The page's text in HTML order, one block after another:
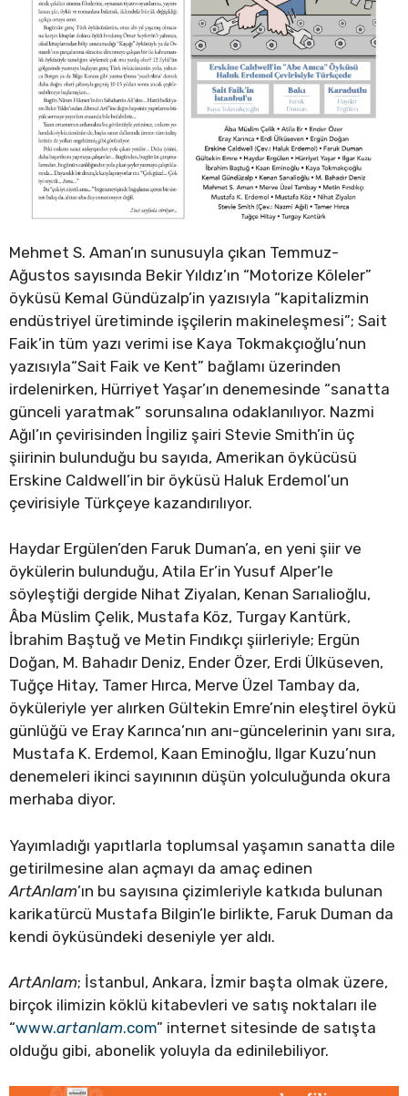
Mehmet S. Aman’ın sunusuyla çıkan Temmuz-
Ağustos sayısında Bekir Yıldız’ın “Motorize Köleler”
öyküsü Kemal Gündüzalp’in yazısıyla “kapitalizmin
endüstriyel üretiminde işçilerin makineleşmesi”; Sait
Faik’in tüm yazı verimi ise Kaya Tokmakçıoğlu’nun
yazısıyla“Sait Faik ve Kent” bağlamı üzerinden
irdelenirken, Hürriyet Yaşar’ın denemesinde “sanatta
günceli yaratmak” sorunsalına odaklanılıyor. Nazmi
Ağıl’ın çevirisinden İngiliz şairi Stevie Smith’in üç
şiirinin bulunduğu bu sayıda, Amerikan öykücüsü
Erskine Caldwell’in bir öyküsü Haluk Erdemol’un
çevirisiyle Türkçeye kazandırılıyor.
Haydar Ergülen’den Faruk Duman’a, en yeni şiir ve
öykülerin bulunduğu, Atila Er’in Yusuf Alper’le
söyleştiği dergide Nihat Ziyalan, Kenan Sarıalioğlu,
Âba Müslim Çelik, Mustafa Köz, Turgay Kantürk,
İbrahim Baştuğ ve Metin Fındıkçı şiirleriyle; Ergün
Doğan, M. Bahadır Deniz, Ender Özer, Erdi Ülküseven,
Tuğçe Hitay, Tamer Hırca, Merve Üzel Tambay da,
öyküleriyle yer alırken Gültekin Emre’nin eleştirel öykü
günlüğü ve Eray Karınca’nın anı-güncelerinin yanı sıra,
Mustafa K. Erdemol, Kaan Eminoğlu, Ilgar Kuzu’nun
denemeleri ikinci sayınının düşün yolculuğunda okura
merhaba diyor.
Yayımladığı yapıtlarla toplumsal yaşamın sanatta dile
getirilmesine alan açmayı da amaç edinen
ArtAnlam’ın bu sayısına çizimleriyle katkıda bulunan
karikatürcü Mustafa Bilgin’le birlikte, Faruk Duman da
kendi öyküsündeki deseniyle yer aldı.
ArtAnlam; İstanbul, Ankara, İzmir başta olmak üzere,
birçok ilimizin köklü kitabevleri ve satış noktaları ile
“www.artanlam.com” internet sitesinde de satışta
olduğu gibi, abonelik yoluyla da edinilebiliyor.